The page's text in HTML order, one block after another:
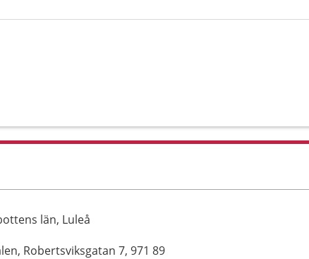
län, Luleå
Robertsviksgatan 7, 971 89